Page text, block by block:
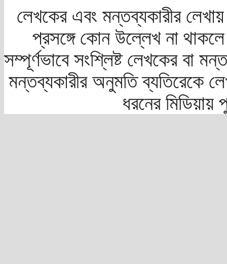
লেখকের এবং মন্তব্যকারীর
প্রসঙ্গে কোন উল্লেখ না
সম্পূর্ণভাবে সংশ্লিষ্ট লেখকের বা
মন্তব্যকারীর অনুমতি ব্যতিরেকে
ধরনের মিডিয়ায়